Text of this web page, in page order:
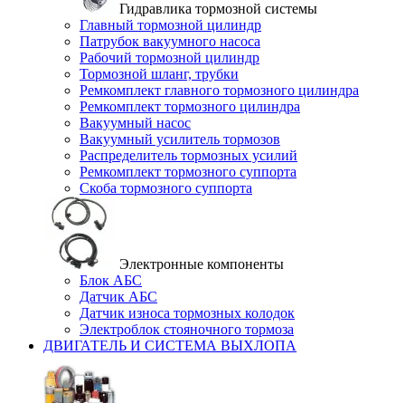
Гидравлика тормозной системы
Главный тормозной цилиндр
Патрубок вакуумного насоса
Рабочий тормозной цилиндр
Тормозной шланг, трубки
Ремкомплект главного тормозного цилиндра
Ремкомплект тормозного цилиндра
Вакуумный насос
Вакуумный усилитель тормозов
Распределитель тормозных усилий
Ремкомплект тормозного суппорта
Скоба тормозного суппорта
Электронные компоненты
Блок АБС
Датчик АБС
Датчик износа тормозных колодок
Электроблок стояночного тормоза
ДВИГАТЕЛЬ И СИСТЕМА ВЫХЛОПА